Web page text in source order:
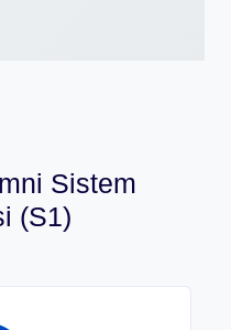
Sistem
(S1)